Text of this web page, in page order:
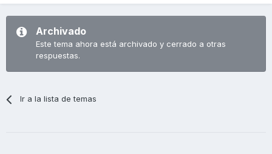
Archivado
Este tema ahora está archivado y cerrado a otras
respuestas.
Ir a la lista de temas